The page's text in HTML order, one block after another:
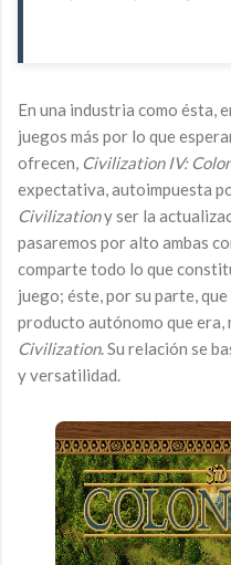
En una industria como ésta,
juegos más por lo que
ofrecen, Civilization IV:
expectativa, autoimpuesta
Civilizationy ser la
pasaremos por alto ambas
comparte todo lo que
juego; éste, por su parte,
producto autónomo que era,
Civilization. Su relación se
y versatilidad.